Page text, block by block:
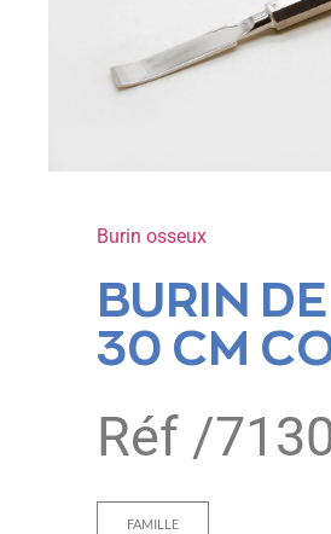
Burin osseux
BURIN
30 CM
Réf /
FAMILLE